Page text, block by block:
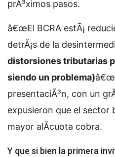
prÃ³ximos pasos.
â€œEl BCRA estÃ¡
detrÃ¡s de la
distorsiones tributarias
siendo un problema)
presentaciÃ³n, con un
expusieron que el sector
mayor alÃ­cuota cobra.
Y que si bien la primera